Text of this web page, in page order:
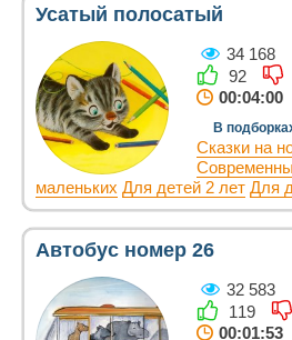
Усатый полосатый
34 168
92
00:04:00
В
Сказки на
маленьких Для детей 2 лет Для
Автобус номер 26
32 583
119
00:01:53